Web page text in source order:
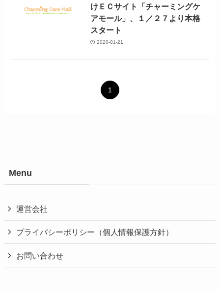
けＥＣサイト「チャーミングケ
アモール」、１／２７より本格
スタート
2020-01-21
1
Menu
運営会社
プライバシーポリシー（個人情報保護方針）
お問い合わせ